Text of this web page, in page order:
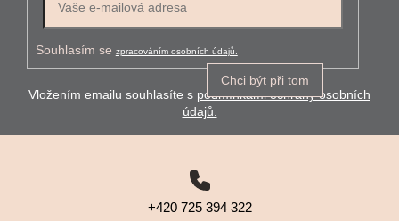
Souhlasím se zpracováním osobních údajů.
Chci být při tom
Vložením emailu souhlasíte s podmínkami ochrany osobních
údajů.
+420 725 394 322